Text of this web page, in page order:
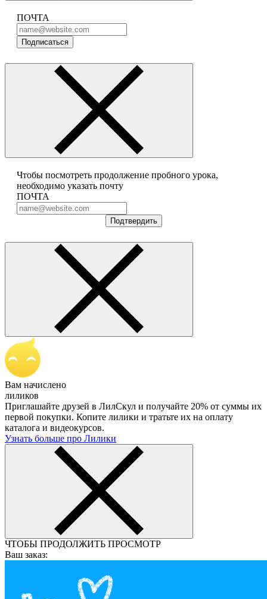
ПОЧТА
Подписаться
Чтобы посмотреть продолжение пробного урока,
необходимо указать почту
ПОЧТА
Подтвердить
Вам начислено
лиликов
Приглашайте друзей в ЛилСкул и получайте 20% от суммы их
первой покупки. Копите лилики и тратьте их на оплату
каталога и видеокурсов.
Узнать больше про Лилики
ЧТОБЫ ПРОДОЛЖИТЬ ПРОСМОТР
Ваш заказ: